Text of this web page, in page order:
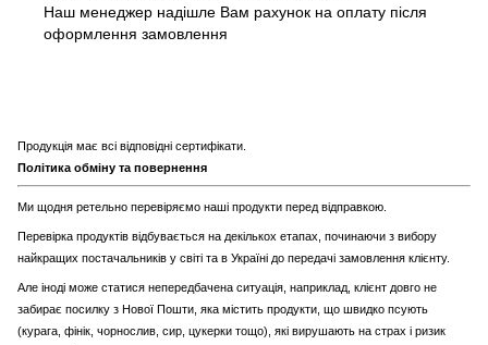
Наш менеджер надішле Вам рахунок на оплату після
оформлення замовлення
Продукція має всі відповідні сертифікати.
Політика обміну та повернення
Ми щодня ретельно перевіряємо наші продукти перед відправкою.
Перевірка продуктів відбувається на декількох етапах, починаючи з вибору
найкращих постачальників у світі та в Україні до передачі замовлення клієнту.
Але іноді може статися непередбачена ситуація, наприклад, клієнт довго не
забирає посилку з Нової Пошти, яка містить продукти, що швидко псують
(курага, фінік, чорнослив, сир, цукерки тощо), які вирушають на страх і ризик